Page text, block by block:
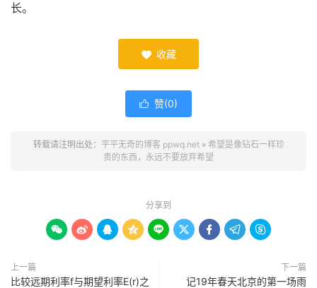
长。
 收藏
 赞(0)
转载请注明出处： 平平无奇的博客 ppwq.net» 希望是像钻石一样珍
贵的东西，永远不要放弃希望
分享到
        
上一篇
比较远期利率f与期望利率E(r)之
下一篇
记19年春天北京的第一场雨